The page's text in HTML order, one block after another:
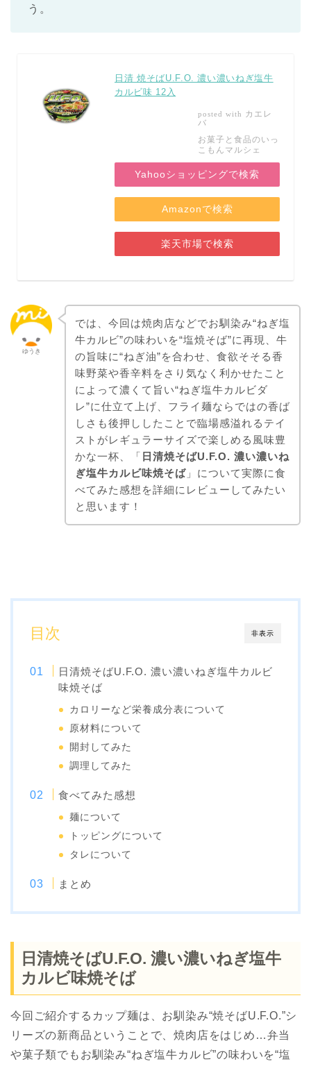
う。
日清 焼そばU.F.O. 濃い濃いねぎ塩牛
カルビ味 12入
posted with カエレ
バ
お菓子と食品のいっ
こもんマルシェ
Yahooショッピングで検索
Amazonで検索
楽天市場で検索
ゆうき
では、今回は焼肉店などでお馴染み“ねぎ塩
牛カルビ”の味わいを“塩焼そば”に再現、牛
の旨味に“ねぎ油”を合わせ、食欲そそる香
味野菜や香辛料をさり気なく利かせたこと
によって濃くて旨い“ねぎ塩牛カルビダ
レ”に仕立て上げ、フライ麺ならではの香ば
しさも後押ししたことで臨場感溢れるテイ
ストがレギュラーサイズで楽しめる風味豊
かな一杯、「 日清焼そばU.F.O. 濃い濃いね
ぎ塩牛カルビ味焼そば」について実際に食
べてみた感想を詳細にレビューしてみたい
と思います！
非表示
目次
日清焼そばU.F.O. 濃い濃いねぎ塩牛カルビ
味焼そば
カロリーなど栄養成分表について
原材料について
開封してみた
調理してみた
食べてみた感想
麺について
トッピングについて
タレについて
まとめ
日清焼そばU.F.O. 濃い濃いねぎ塩牛
カルビ味焼そば
今回ご紹介するカップ麺は、お馴染み“焼そばU.F.O.”シ
リーズの新商品ということで、焼肉店をはじめ…弁当
や菓子類でもお馴染み“ねぎ塩牛カルビ”の味わいを“塩